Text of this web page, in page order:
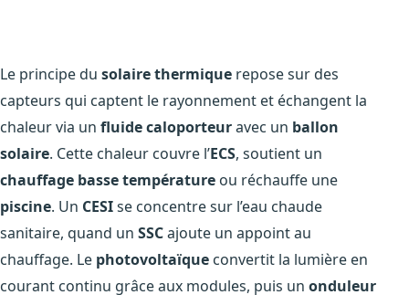
Le principe du solaire thermique repose sur des
capteurs qui captent le rayonnement et échangent la
chaleur via un fluide caloporteuravec un ballon
solaire. Cette chaleur couvre l’ECS, soutient un
chauffage basse température ou réchauffe une
piscine. Un CESIse concentre sur l’eau chaude
sanitaire, quand un SSCajoute un appoint au
chauffage. Le photovoltaïque convertit la lumière en
courant continu grâce aux modules, puis un onduleur